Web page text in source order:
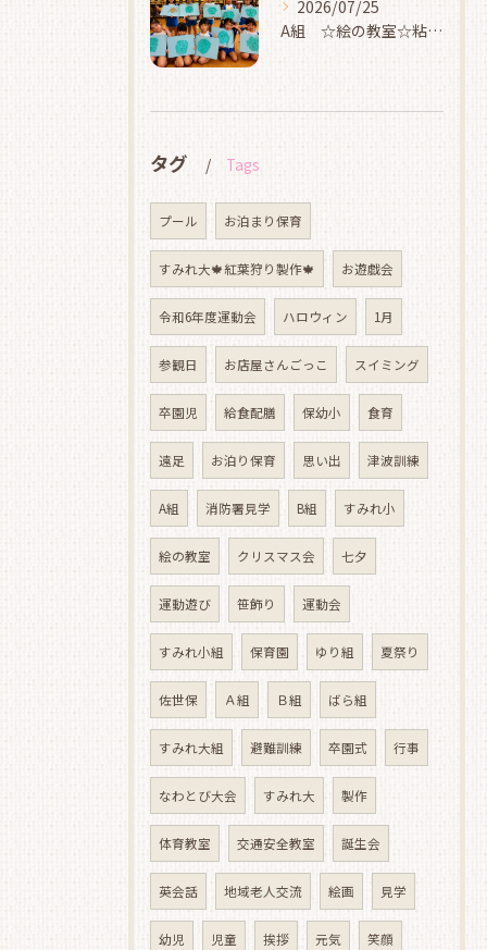
2026/07/25
A組 ☆絵の教室☆粘土☆
タグ Tags
プール お泊まり保育
すみれ大🍁紅葉狩り製作🍁 お遊戯会
令和6年度運動会 ハロウィン 1月
参観日 お店屋さんごっこ スイミング
卒園児 給食配膳 保幼小 食育
遠足 お泊り保育 思い出 津波訓練
A組 消防署見学 B組 すみれ小
絵の教室 クリスマス会 七夕
運動遊び 笹飾り 運動会
すみれ小組 保育園 ゆり組 夏祭り
佐世保 Ａ組 Ｂ組 ばら組
すみれ大組 避難訓練 卒園式 行事
なわとび大会 すみれ大 製作
体育教室 交通安全教室 誕生会
英会話 地域老人交流 絵画 見学
幼児 児童 挨拶 元気 笑顔